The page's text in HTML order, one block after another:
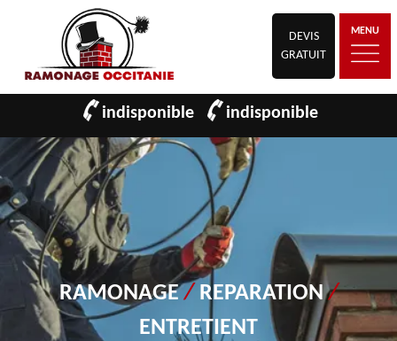
DEVIS
GRATUIT
MENU
indisponible indisponible
RAMONAGE/ REPARATION/
ENTRETIENT